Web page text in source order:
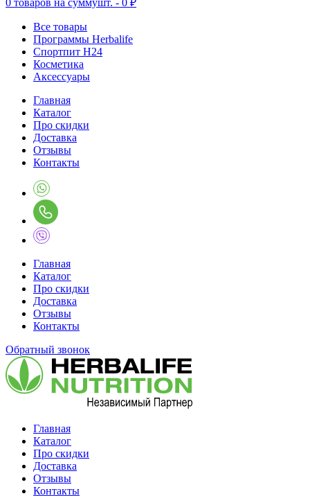
0 товаров на суммушт. - 0 ₽
Все товары
Программы Herbalife
Спортпит H24
Косметика
Аксессуары
Главная
Каталог
Про скидки
Доставка
Отзывы
Контакты
Главная
Каталог
Про скидки
Доставка
Отзывы
Контакты
Обратный звонок
Главная
Каталог
Про скидки
Доставка
Отзывы
Контакты